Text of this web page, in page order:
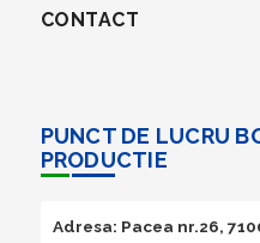
CONTACT
PUNCT DE LUCRU
PRODUCTIE
Adresa: Pacea nr.26,